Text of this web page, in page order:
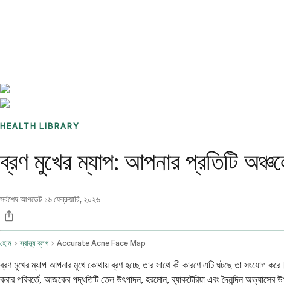
HEALTH LIBRARY
ব্রণ মুখের ম্যাপ: আপনার প্রতিটি
সর্বশেষ আপডেট ১৬ ফেব্রুয়ারি, ২০২৬
হোম স্বাস্থ্য ব্লগ Accurate Acne Face Map
ব্রণ মুখের ম্যাপ আপনার মুখে কোথায় ব্রণ হচ্ছে তার সাথে কী কারণে এটি ঘটছে তা সংযোগ
করার পরিবর্তে, আজকের পদ্ধতিটি তেল উৎপাদন, হরমোন, ব্যাকটেরিয়া এবং দৈনন্দিন অভ্যাসের